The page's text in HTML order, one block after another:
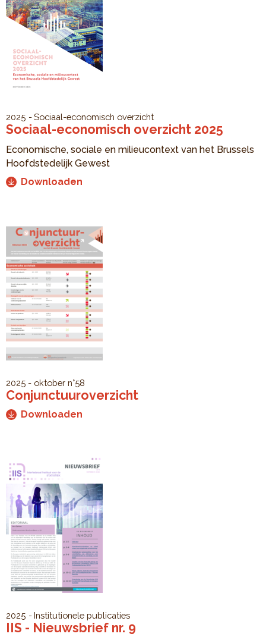
2025 Sociaal-economisch overzicht
Sociaal-economisch overzicht 2025
Economische, sociale en milieucontext van het Brussels
Hoofdstedelijk Gewest
Downloaden
2025 - oktober n°58
Conjunctuuroverzicht
Downloaden
2025 Institutionele publicaties
IIS - Nieuwsbrief nr. 9